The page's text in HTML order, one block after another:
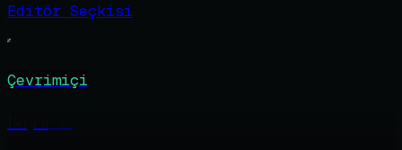
Editör Seçkisi
Çevrimiçi